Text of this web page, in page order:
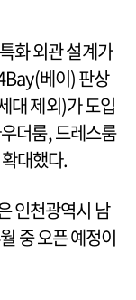
화 외관 설계가
베이) 판상
대 제외)가 도입
더룸, 드레스룸
대했다.
인천광역시 남
중 오픈 예정이